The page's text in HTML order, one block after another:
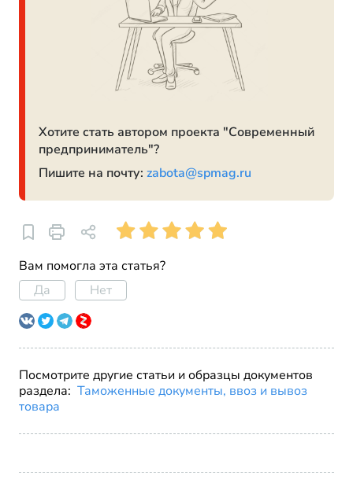
Хотите стать автором проекта "Современный
предприниматель"?
Пишите на почту: zabota@spmag.ru
Вам помогла эта статья?
Да
Нет
Посмотрите другие статьи и образцы документов
раздела: Таможенные документы, ввоз и вывоз
товара